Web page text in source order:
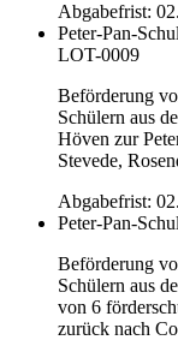
Abgabefrist:
Peter-Pan-
LOT-0009
Beförderung
Schülern aus
Höven zur
Stevede,
Abgabefrist:
Peter-Pan-
Beförderung
Schülern aus
von 6
zurück nach